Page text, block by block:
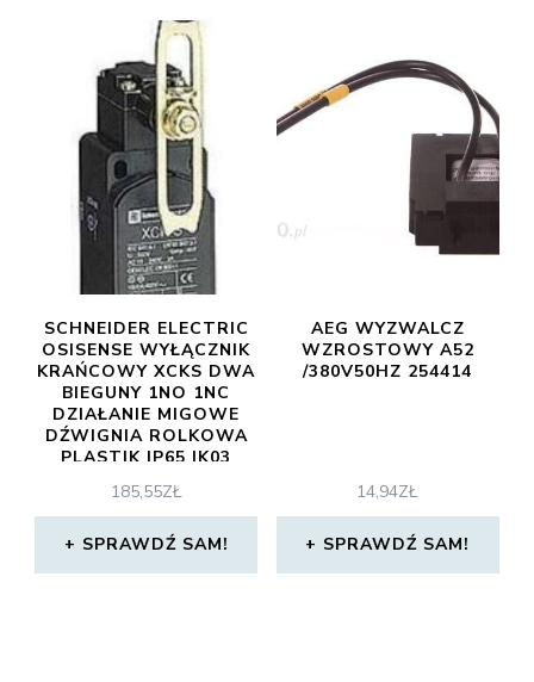
SCHNEIDER ELECTRIC
OSISENSE WYŁĄCZNIK
KRAŃCOWY XCKS DWA
BIEGUNY 1NO 1NC
DZIAŁANIE MIGOWE
DŹWIGNIA ROLKOWA
PLASTIK IP65 IK03
185,55ZŁ
SPRAWDŹ SAM!
AEG WYZWALCZ
WZROSTOWY A52
/380V50HZ 254414
14,94ZŁ
SPRAWDŹ SAM!